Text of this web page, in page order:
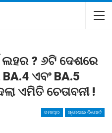
ଲହର ? ୬ଟି ଦେଶରେ
ଏବଂ BA.5
ଏମିତି ଚେତାବନୀ !
ସମାଚାର ସ୍ପେଶାଲ ରିପୋର୍ଟ